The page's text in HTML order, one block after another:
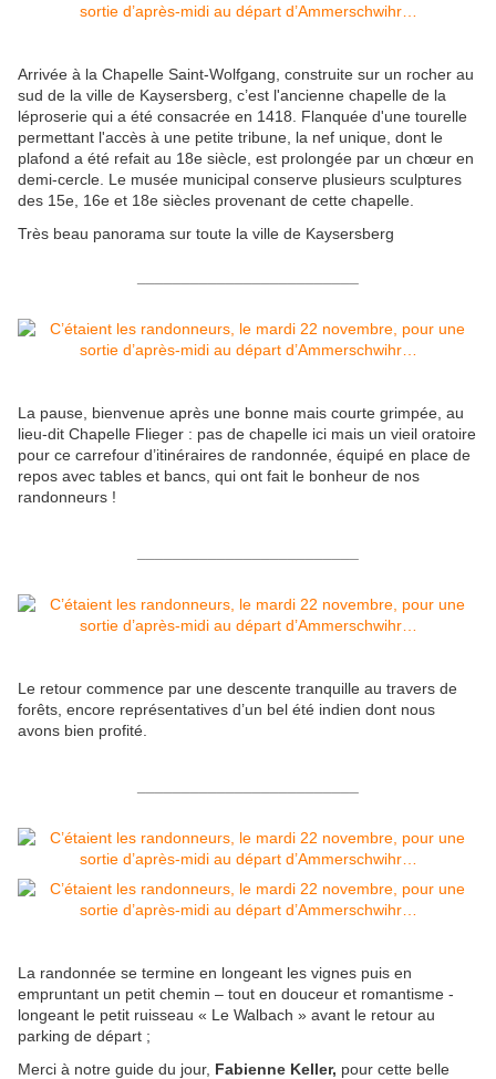
Arrivée à la Chapelle Saint-Wolfgang, construite sur un rocher au
sud de la ville de Kaysersberg, c’est l'ancienne chapelle de la
léproserie qui a été consacrée en 1418. Flanquée d'une tourelle
permettant l'accès à une petite tribune, la nef unique, dont le
plafond a été refait au 18e siècle, est prolongée par un chœur en
demi-cercle. Le musée municipal conserve plusieurs sculptures
des 15e, 16e et 18e siècles provenant de cette chapelle.
Très beau panorama sur toute la ville de Kaysersberg
La pause, bienvenue après une bonne mais courte grimpée, au
lieu-dit Chapelle Flieger : pas de chapelle ici mais un vieil oratoire
pour ce carrefour d’itinéraires de randonnée, équipé en place de
repos avec tables et bancs, qui ont fait le bonheur de nos
randonneurs !
Le retour commence par une descente tranquille au travers de
forêts, encore représentatives d’un bel été indien dont nous
avons bien profité.
La randonnée se termine en longeant les vignes puis en
empruntant un petit chemin – tout en douceur et romantisme -
longeant le petit ruisseau « Le Walbach » avant le retour au
parking de départ ;
Merci à notre guide du jour, Fabienne Keller, pour cette belle